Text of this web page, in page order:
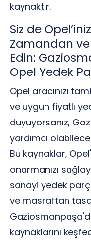
kaynaktır.
Siz de
Zamandan
Edin:
Opel Yedek
Opel aracınızı
ve uygun fiyatlı
duyuyorsanız,
yardımcı
Bu kaynaklar,
onarmanızı
sanayi yedek
ve masraftan
kaynaklarını